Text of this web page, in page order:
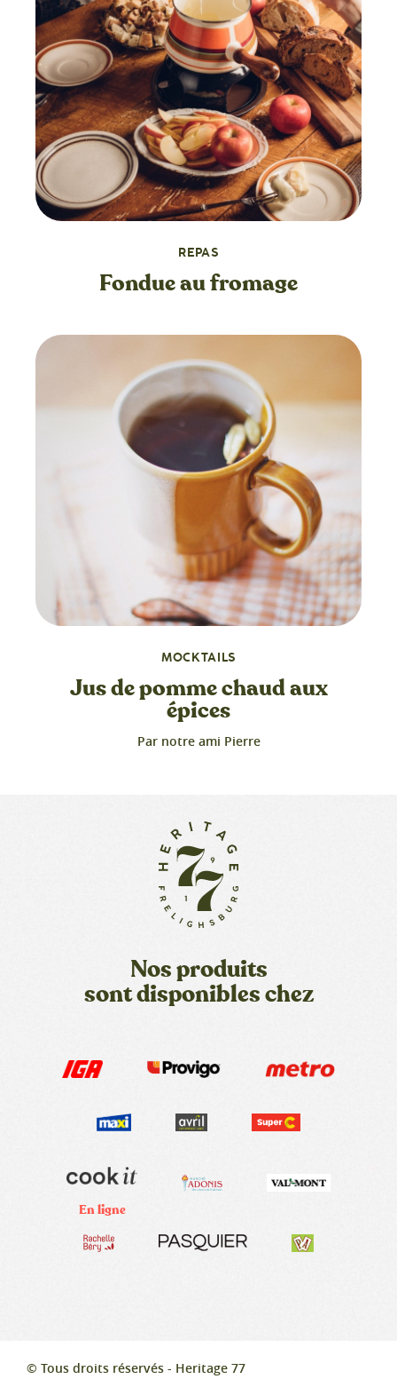
REPAS
Fondue au fromage
MOCKTAILS
Jus de pomme chaud aux
épices
Par notre ami Pierre
Nos produits
sont disponibles chez
En ligne
© Tous droits réservés - Heritage 77